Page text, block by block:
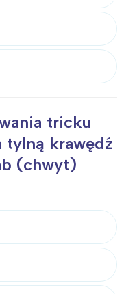
tricku
tylną krawędź
(chwyt)
z